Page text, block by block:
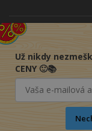
Už nikdy
CENY 🙂📚